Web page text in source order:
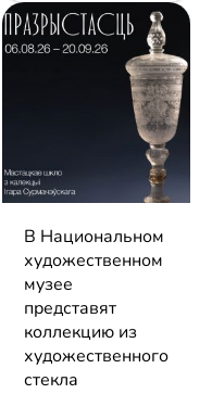
В Национальном
художественном
музее
представят
коллекцию из
художественного
стекла